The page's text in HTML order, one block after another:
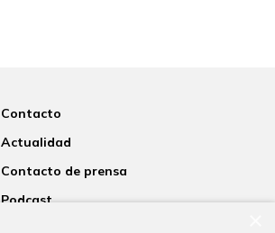
Contacto
Actualidad
Contacto de prensa
Podcast